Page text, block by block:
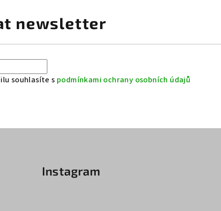
newsletter
souhlasíte s podmínkami ochrany osobních údajů
Instagram